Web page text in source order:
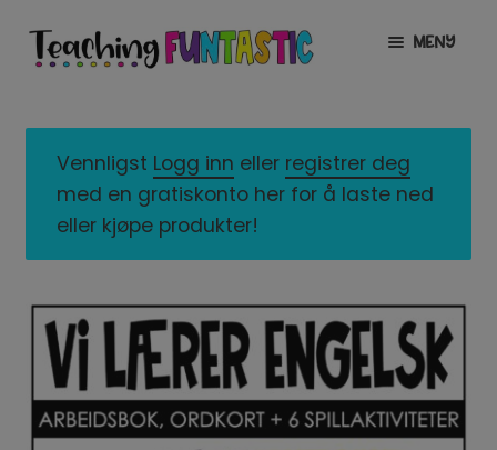
Hopp
til
Hopp
til
MENY
UNDERMENY
MIN KONTO
UNDERMENY
LISENSER
UTVID
UNDERMENY
TIPSHJØRNET
KURS
Vennligst Logg inn eller registrer deg
med en gratiskonto her for å laste ned
eller kjøpe produkter!